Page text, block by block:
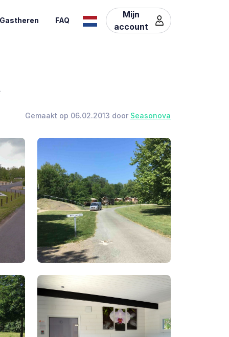
FAQ
Mijn
account
Gemaakt op 06.02.2013 door Seasonova